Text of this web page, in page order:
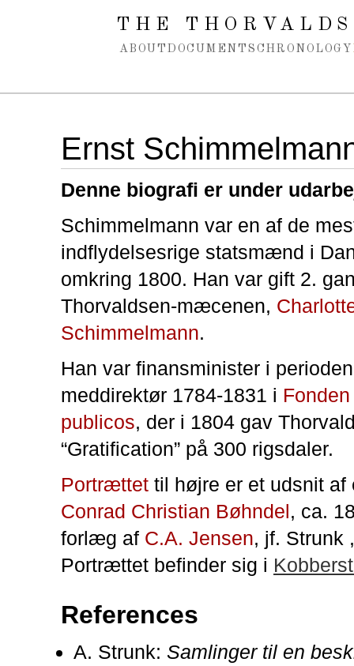
Spring navigation over
THE
ABOUT DOCUMENTS CHRONOLOGY
Ernst
Denne biografi er under
Schimmelmann var en af de
indflydelsesrige statsmænd i
omkring 1800. Han var gift 2.
Thorvaldsen-mæcenen,
Schimmelmann.
Han var finansminister i
meddirektør 1784-1831 i
publicos, der i 1804 gav
“Gratification” på 300 rigsdaler.
Portrættet til højre er et udsnit af
Conrad Christian Bøhndel, ca.
forlæg af C.A. Jensen, jf. Strunk
Portrættet befinder sig i
References
A. Strunk: Samlinger til en